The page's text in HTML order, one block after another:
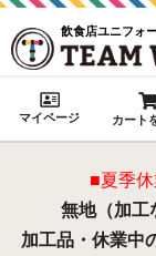
飲食店ユニフォ
マイページ カート
■夏季
無地（加工
加工品・休業中